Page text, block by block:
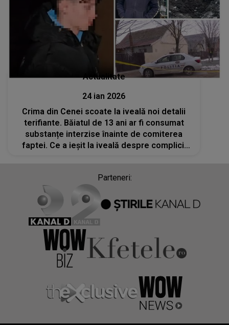
Actualitate
24 ian 2026
Crima din Cenei scoate la iveală noi detalii
terifiante. Băiatul de 13 ani ar fi consumat
substanțe interzise înainte de comiterea
faptei. Ce a ieșit la iveală despre complicii
Parteneri: